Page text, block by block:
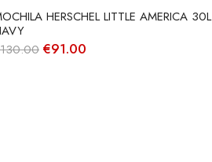
HERSCHEL LITTLE AMERICA 30L
130.00 O
€91.00